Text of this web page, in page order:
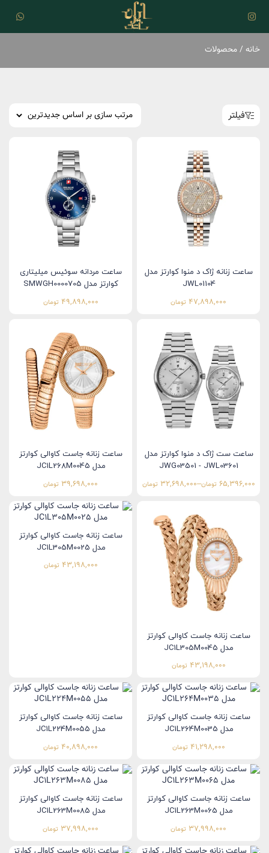
خانه / محصولات
فیلتر
ساعت زنانه ژاک د منوا کوارتز مدل
JWL01104
47,898,000 تومان
ساعت مردانه سوئیس میلیتاری
کوارتز مدل SMWGH0000705
49,898,000 تومان
ساعت ست ژاک د منوا کوارتز مدل
JWG03501 - JWL03601
65,396,000 تومان–
32,698,000 تومان
ساعت زنانه جاست کاوالی کوارتز
مدل JC1L268M0045
39,698,000 تومان
ساعت زنانه جاست کاوالی کوارتز
مدل JC1L305M0045
43,198,000 تومان
ساعت زنانه جاست کاوالی کوارتز
مدل JC1L305M0025
43,198,000 تومان
ساعت زنانه جاست کاوالی کوارتز
مدل JC1L264M0035
41,298,000 تومان
ساعت زنانه جاست کاوالی کوارتز
مدل JC1L224M0055
40,898,000 تومان
ساعت زنانه جاست کاوالی کوارتز
مدل JC1L263M0065
37,998,000 تومان
ساعت زنانه جاست کاوالی کوارتز
مدل JC1L263M0085
37,998,000 تومان